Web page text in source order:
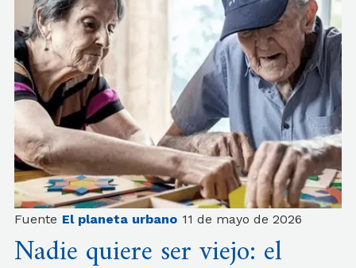
Fuente El planeta urbano 11 de mayo de 2026
Nadie quiere ser viejo: el